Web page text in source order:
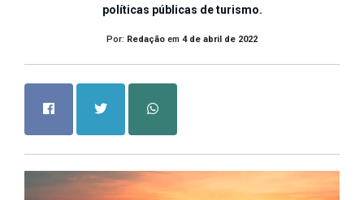
políticas públicas de turismo.
Por: Redação em 4 de abril de 2022